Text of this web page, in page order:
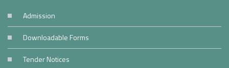
Admission
Downloadable Forms
Tender Notices